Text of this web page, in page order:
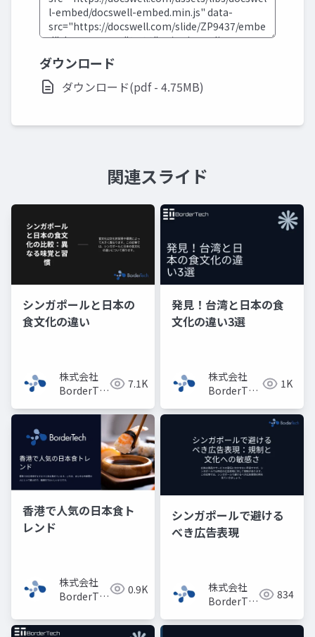
ダウンロード
ダウンロード(pdf - 4.75MB)
関連スライド
シンガポールと日本の
食文化の違い
株式会社
BorderTech（ボ
ク）
7.1K
発見！台湾と日本の食
文化の違い3選
株式会社
BorderTech（ボ
ク）
1K
香港で人気の日本食ト
レンド
株式会社
BorderTech（ボ
ク）
0.9K
シンガポールで避ける
べき広告表現
株式会社
BorderTech（ボ
ク）
834